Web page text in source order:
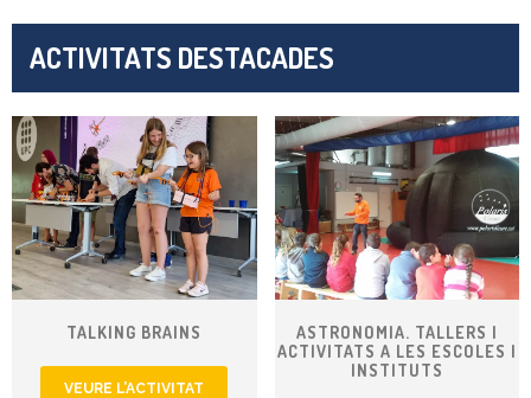
ACTIVITATS DESTACADES
TALKING BRAINS
VEURE L’ACTIVITAT
ASTRONOMIA. TALLERS I
ACTIVITATS A LES ESCOLES I
INSTITUTS